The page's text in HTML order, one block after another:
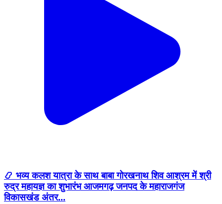
📿 भव्य कलश यात्रा के साथ बाबा गोरखनाथ शिव आश्रम में श्री
रुद्र महायज्ञ का शुभारंभ आजमगढ़ जनपद के महाराजगंज
विकासखंड अंतर...